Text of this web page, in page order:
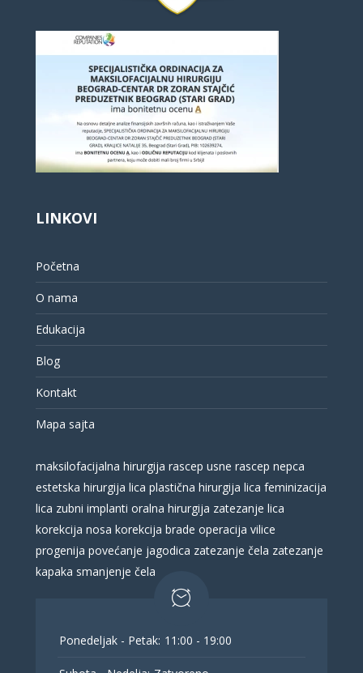
LINKOVI
Početna
O nama
Edukacija
Blog
Kontakt
Mapa sajta
maksilofacijalna hirurgija rascep usne rascep nepca
estetska hirurgija lica plastična hirurgija lica feminizacija
lica zubni implanti oralna hirurgija zatezanje lica
korekcija nosa korekcija brade operacija vilice
progenija povećanje jagodica zatezanje čela zatezanje
kapaka smanjenje čela
Ponedeljak - Petak: 11:00 - 19:00